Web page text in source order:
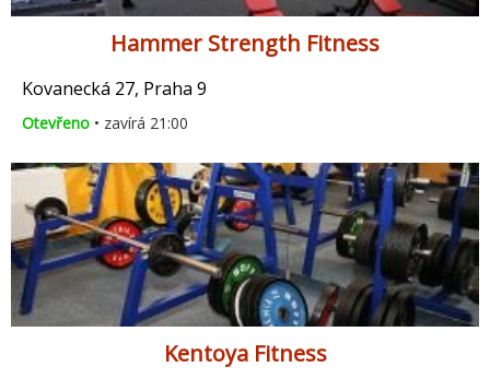
Hammer Strength Fitness
Kovanecká 27, Praha 9
Otevřeno • zavírá 21:00
Kentoya Fitness